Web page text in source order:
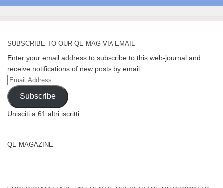
SUBSCRIBE TO OUR QE MAG VIA EMAIL
Enter your email address to subscribe to this web-journal and
receive notifications of new posts by email.
Email
Address
Subscribe
Unisciti a 61 altri iscritti
QE-MAGAZINE